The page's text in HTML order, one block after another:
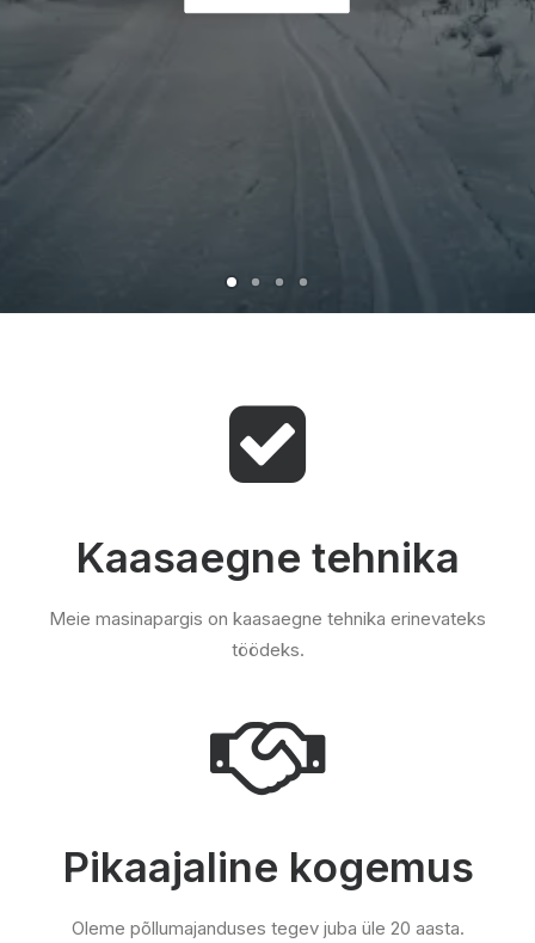
Pikaajaline kogemus
Oleme põllumajanduses tegev juba üle 20 aasta.
Kaasaegne tehnika
Meie masinapargis on kaasaegne tehnika erinevateks
töödeks.